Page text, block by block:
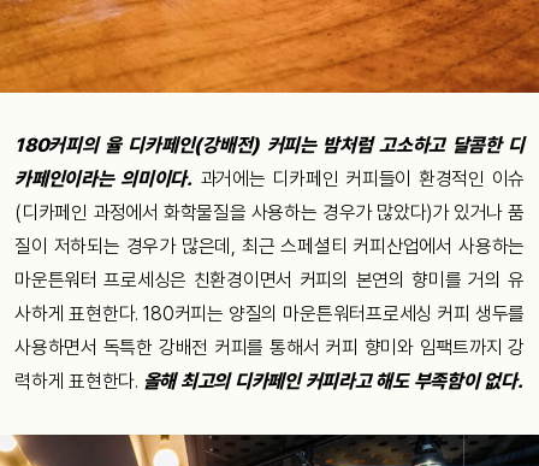
180커피의 율 디카페인(강배전) 커피는 밤처럼 고소하고 달콤한 디
카페인이라는 의미이다. 과거에는 디카페인 커피들이 환경적인 이슈
(디카페인 과정에서 화학물질을 사용하는 경우가 많았다)가 있거나 품
질이 저하되는 경우가 많은데, 최근 스페셜티 커피산업에서 사용하는
마운튼워터 프로세싱은 친환경이면서 커피의 본연의 향미를 거의 유
사하게 표현한다. 180커피는 양질의 마운튼워터프로세싱 커피 생두를
사용하면서 독특한 강배전 커피를 통해서 커피 향미와 임팩트까지 강
력하게 표현한다. 올해 최고의 디카페인 커피라고 해도 부족함이 없다.